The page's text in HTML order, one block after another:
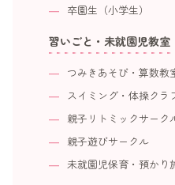
卒園生（小学生）
習いごと・未就園児教室
つみきあそび・算数教
スイミング・体操クラ
親子リトミックサーク
親子遊びサークル
未就園児保育・預かり